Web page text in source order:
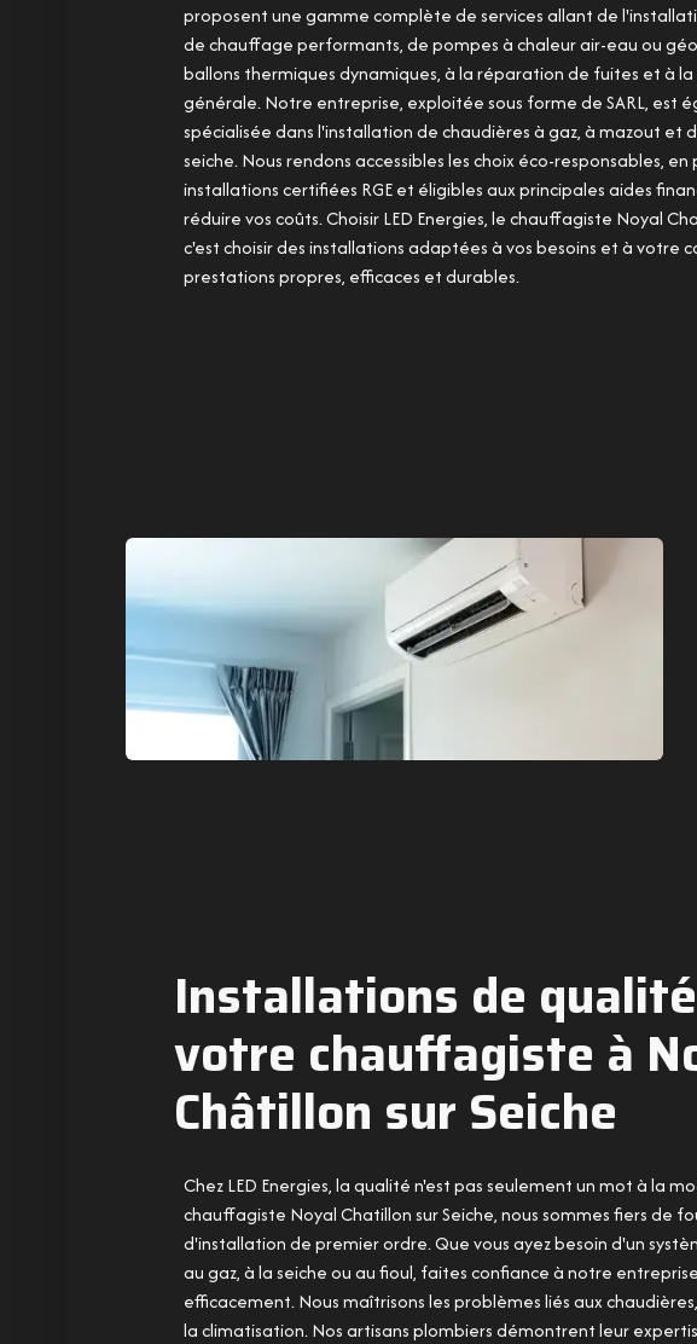
proposent une gamme complète de services allant de
de chauffage performants, de pompes à chaleur air-eau ou
ballons thermiques dynamiques, à la réparation de fuites et à
générale. Notre entreprise, exploitée sous forme de SARL, est
spécialisée dans l'installation de chaudières à gaz, à mazout et
seiche. Nous rendons accessibles les choix éco-responsables,
installations certifiées RGE et éligibles aux principales aides
réduire vos coûts. Choisir LED Energies, le chauffagiste Noyal
c'est choisir des installations adaptées à vos besoins et à votre
prestations propres, efficaces et durables.
Installations de
votre chauffagiste à
Châtillon sur Seiche
Chez LED Energies, la qualité n'est pas seulement un mot à la
chauffagiste Noyal Chatillon sur Seiche, nous sommes fiers de
d'installation de premier ordre. Que vous ayez besoin d'un
au gaz, à la seiche ou au fioul, faites confiance à notre
efficacement. Nous maîtrisons les problèmes liés aux
la climatisation. Nos artisans plombiers démontrent leur